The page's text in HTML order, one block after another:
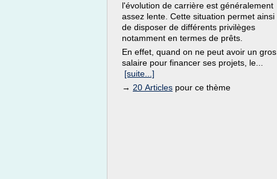
l'évolution de carrière est généralement
assez lente. Cette situation permet ainsi
de disposer de différents privilèges
notamment en termes de prêts.
En effet, quand on ne peut avoir un gros
salaire pour financer ses projets, le...
[suite...]
→ 20 Articles pour ce thème